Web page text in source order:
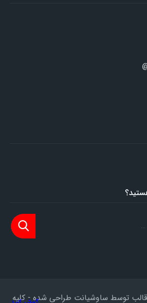
رایت ۲۰۲۲ | قالب توسط ساوشیانت طراحی شده - کلیه